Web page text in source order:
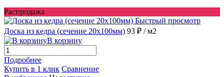
Распродажа
Быстрый просмотр
Доска из кедра (сечение 20x100мм) 93 ₽ / м2
В корзину
Подробнее
Купить в 1 клик Сравнение